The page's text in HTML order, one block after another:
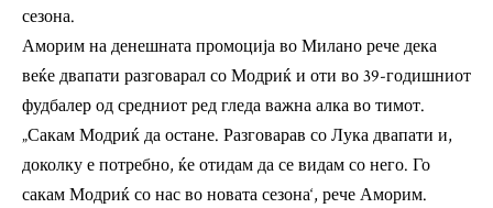
сезона.
Аморим на денешната промоција во Милано рече дека
веќе двапати разговарал со Модриќ и оти во 39-годишниот
фудбалер од средниот ред гледа важна алка во тимот.
„Сакам Модриќ да остане. Разговарав со Лука двапати и,
доколку е потребно, ќе отидам да се видам со него. Го
сакам Модриќ со нас во новата сезона‘, рече Аморим.